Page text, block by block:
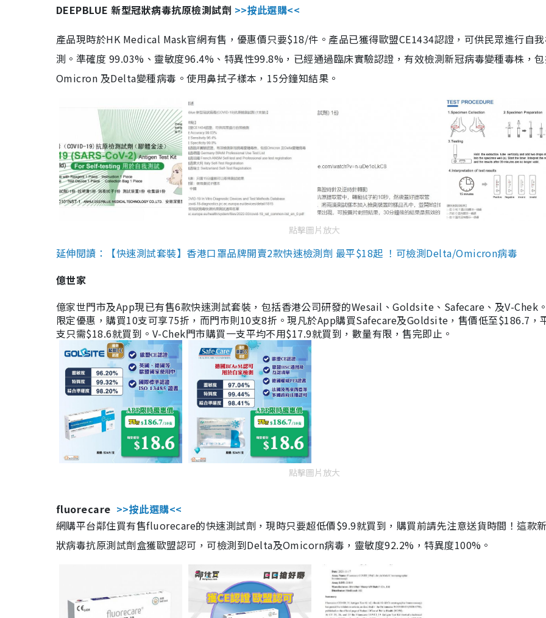
DEEPBLUE 新型冠狀病毒抗原檢測試劑 >>按此選購<<
產品現時於HK Medical Mask官網有售，優惠價只要$18/件。產品已獲得歐盟CE1434認證，可供民眾進行自
測。準確度 99.03%、靈敏度96.4%、特異性99.8%，已經通過臨床實驗認證，有效檢測新冠病毒變種毒株，
Omicron 及Delta變種病毒。使用鼻拭子樣本，15分鐘知結果。
點擊圖片放大
延伸閱讀：【快速測試套裝】香港口罩品牌開賣2款快速檢測劑 最平$18起 ！可檢測Delta/Omicron病毒
億世家
億家世門市及App現已有售6款快速測試套裝，包括香港公司研發的Wesail、Goldsite、Safecare、及V-Chek
限定優惠，購買10支可享75折，而門市則10支8折。現凡於App購買Safecare及Goldsite，售價低至$186.7，
支只需$18.6就買到。V-Chek門市購買一支平均不用$17.9就買到，數量有限，售完即止。
點擊圖片放大
fluorecare >>按此選購<<
網購平台鄰住買有售fluorecare的快速測試劑，現時只要超低價$9.9就買到，購買前請先注意送貨時間！這款
狀病毒抗原測試劑盒獲歐盟認可，可檢測到Delta及Omicorn病毒，靈敏度92.2%，特異度100%。